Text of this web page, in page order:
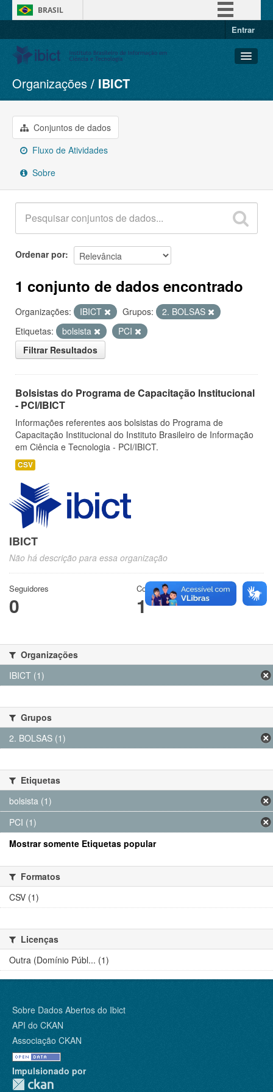
BRASIL
Entrar
Conjuntos de dados
Organizações
Grupos
Sobre
Organizações IBICT
Conjuntos de dados
Fluxo de Atividades
Sobre
Ordenar por
1 conjunto de dados encontrado
Organizações: IBICT Grupos:
2. BOLSAS
Etiquetas:
bolsista
PCI
Filtrar Resultados
Bolsistas do Programa de Capacitação Institucional
- PCI/IBICT
Informações referentes aos bolsistas do Programa de
Capacitação Institucional do Instituto Brasileiro de Informação
em Ciência e Tecnologia - PCI/IBICT.
CSV
IBICT
Não há descrição para essa organização
Seguidores
0
Conjuntos de dados
1
Organizações
IBICT (1)
Grupos
2. BOLSAS (1)
Etiquetas
bolsista (1)
PCI (1)
Mostrar somente Etiquetas popular
Formatos
CSV (1)
Licenças
Outra (Domínio Públ... (1)
Sobre Dados Abertos do Ibict
API do CKAN
Associação CKAN
Impulsionado por